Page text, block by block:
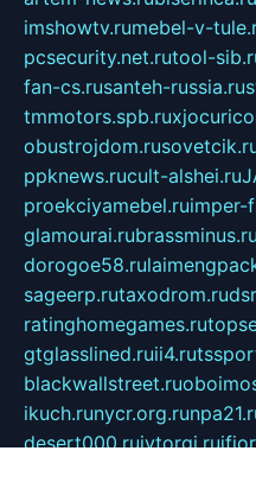
imshowtv.rumebel-v-
pcsecurity.net.rutool-
fan-cs.rusanteh-russia.ru
tmmotors.spb.ru
obustrojdom.ru
ppknews.rucult-alshei.ru
proekciyamebel.ruimper-
glamourai.rubrassminus.ru
dorogoe58.ru
sageerp.rutaxodrom.ru
ratinghomegames.ru
gtglasslined.ruii4.ru
blackwallstreet.ru
ikuch.runycr.org.ru
desert000.ruivtorgi.ru